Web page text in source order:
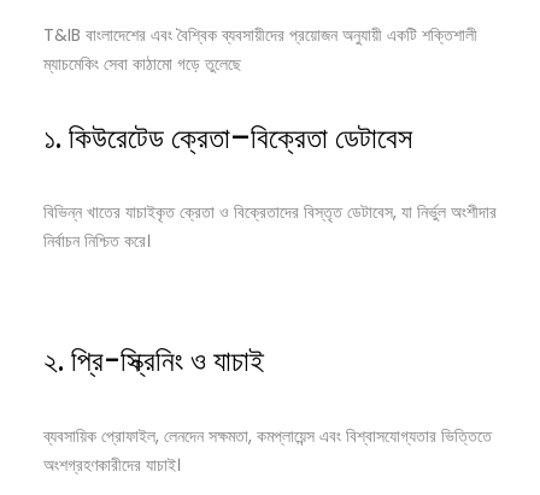
T&IB বাংলাদেশের এবং বৈশ্বিক ব্যবসায়ীদের প্রয়োজন অনুযায়ী একটি শক্তিশালী
ম্যাচমেকিং সেবা কাঠামো গড়ে তুলেছে
১. কিউরেটেড ক্রেতা–বিক্রেতা ডেটাবেস
বিভিন্ন খাতের যাচাইকৃত ক্রেতা ও বিক্রেতাদের বিস্তৃত ডেটাবেস, যা নির্ভুল অংশীদার
নির্বাচন নিশ্চিত করে।
২. প্রি-স্ক্রিনিং ও যাচাই
ব্যবসায়িক প্রোফাইল, লেনদেন সক্ষমতা, কমপ্লায়েন্স এবং বিশ্বাসযোগ্যতার ভিত্তিতে
অংশগ্রহণকারীদের যাচাই।